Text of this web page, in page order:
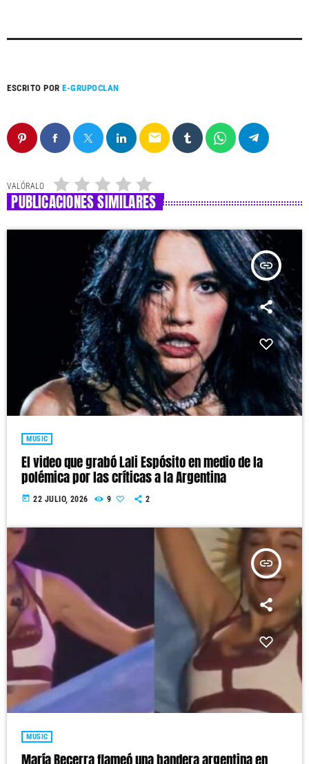
ESCRITO PORE-GRUPOCLAN
email
VALÓRALO
PUBLICACIONES SIMILARES
insert_link
MUSIC
El video que grabó Lali Espósito en medio de la
polémica por las críticas a la Argentina
today 22 JULIO, 2026 9 2
insert_link
MUSIC
María Becerra flameó una bandera argentina en